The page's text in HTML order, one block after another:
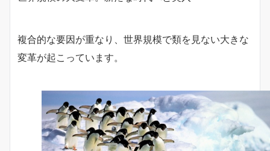
複合的な要因が重なり、世界規模で類を見ない大きな
変革が起こっています。